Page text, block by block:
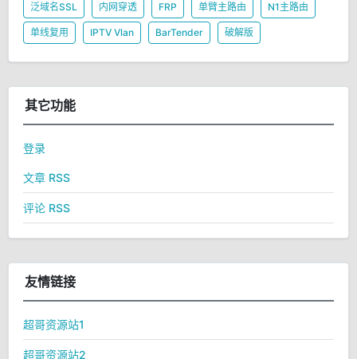
泛域名SSL 内网穿透 FRP 单臂主路由 N1主路由
单线复用 IPTV Vlan BarTender 破解版
其它功能
登录
文章 RSS
评论 RSS
友情链接
超哥资源站1
超哥资源站2